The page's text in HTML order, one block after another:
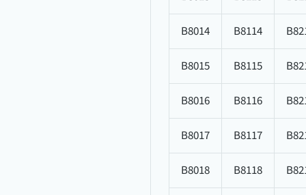
B8014 B8114
B8015 B8115
B8016 B8116
B8017 B8117
B8018 B8118